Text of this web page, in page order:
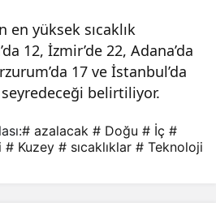
yüksek sıcaklık
12, İzmir’de 22, Adana’da
17 ve İstanbul’da
belirtiliyor.
# azalacak # Doğu # İç #
# Kuzey # sıcaklıklar # Teknoloji